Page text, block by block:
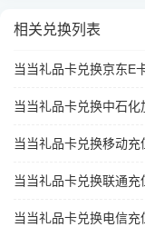
相关兑换列表
当当礼品卡兑换京东E
当当礼品卡兑换中石化
当当礼品卡兑换移动充
当当礼品卡兑换联通充
当当礼品卡兑换电信充